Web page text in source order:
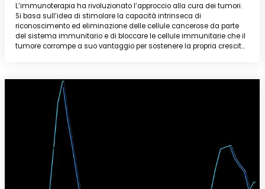
L’immunoterapia ha rivoluzionato l’approccio alla cura dei tumori.
Si basa sull’idea di stimolare la capacità intrinseca di
riconoscimento ed eliminazione delle cellule cancerose da parte
del sistema immunitario e di bloccare le cellule immunitarie che il
tumore corrompe a suo vantaggio per sostenere la propria crescita.
sfide: la resistenza di alcuni tipi di tumore all’immunoterapia e
l’emergere di effetti collaterali in pazienti trattati per lunghi periodi.
Riusciremo ad affrontarle?
Intervengono:
Vincenzo Bronte
Istituto Oncologico Veneto di Padova
Federica Benvenuti
Laboratorio di Immunologia Molecolare, ICGEB Trieste